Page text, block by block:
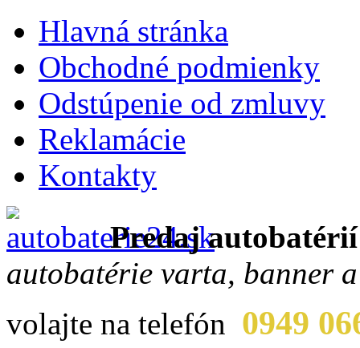
Hlavná stránka
Obchodné podmienky
Odstúpenie od zmluvy
Reklamácie
Kontakty
Predaj
autobatérie varta, banner
volajte na telefón 0949